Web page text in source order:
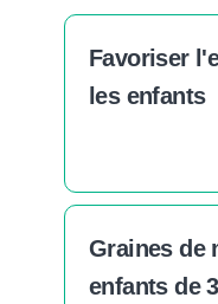
Favoriser
les enfants
Graines de
enfants de